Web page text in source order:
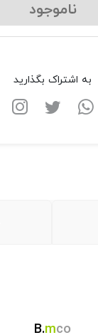
ناموجود
به اشتراک بگذارید
B.mco